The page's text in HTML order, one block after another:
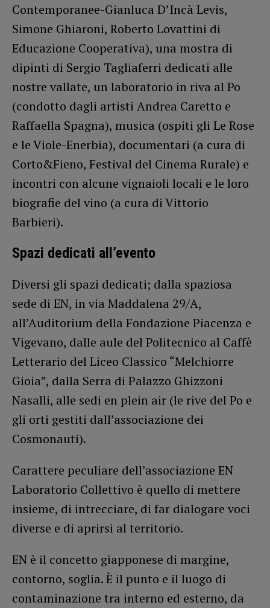
Contemporanee-Gianluca D’Incà Levis,
Simone Ghiaroni, Roberto Lovattini di
Educazione Cooperativa), una mostra di
dipinti di Sergio Tagliaferri dedicati alle
nostre vallate, un laboratorio in riva al Po
(condotto dagli artisti Andrea Caretto e
Raffaella Spagna), musica (ospiti gli Le Rose
e le Viole-Enerbia), documentari (a cura di
Corto&Fieno, Festival del Cinema Rurale) e
incontri con alcune vignaioli locali e le loro
biografie del vino (a cura di Vittorio
Barbieri).
Spazi dedicati all’evento
Diversi gli spazi dedicati; dalla spaziosa
sede di EN, in via Maddalena 29/A,
all’Auditorium della Fondazione Piacenza e
Vigevano, dalle aule del Politecnico al Caffè
Letterario del Liceo Classico “Melchiorre
Gioia”, dalla Serra di Palazzo Ghizzoni
Nasalli, alle sedi en plein air (le rive del Po e
gli orti gestiti dall’associazione dei
Cosmonauti).
Carattere peculiare dell’associazione EN
Laboratorio Collettivo è quello di mettere
insieme, di intrecciare, di far dialogare voci
diverse e di aprirsi al territorio.
EN è il concetto giapponese di margine,
contorno, soglia. È il punto e il luogo di
contaminazione tra interno ed esterno, da